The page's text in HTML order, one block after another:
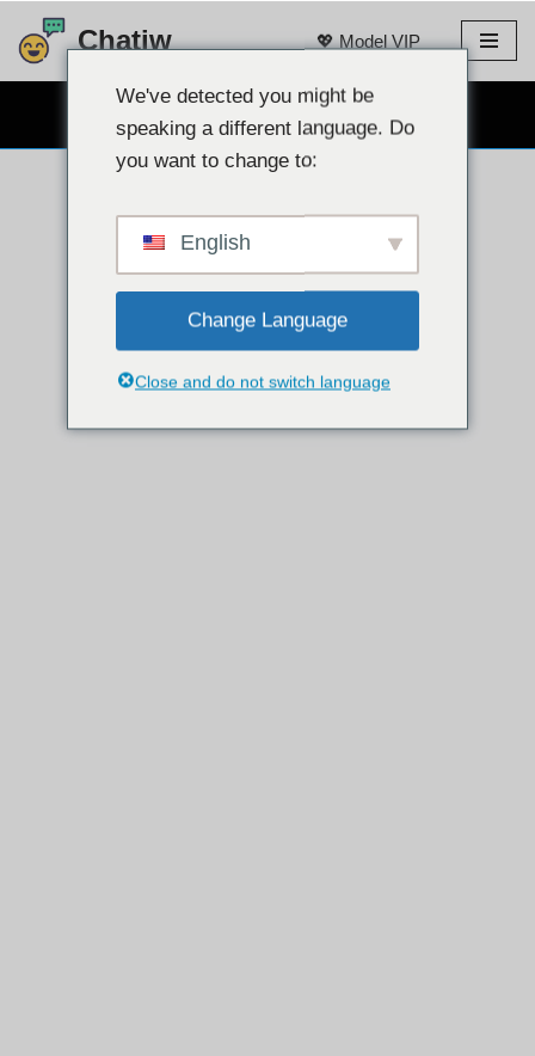
Loncat
Chatiw 💖 Model VIP
OBROLAN WEBCAM GRATIS 👉
We've detected you might be
speaking a different language. Do
you want to change to:
English
Change Language
Close and do not switch language